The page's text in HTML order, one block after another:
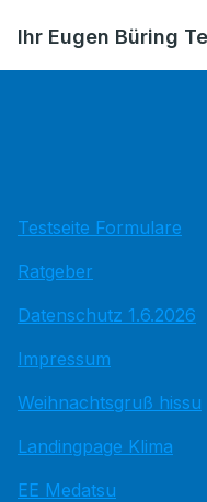
Ihr Eugen Büring
Testseite Formulare
Ratgeber
Datenschutz 1.6.2026
Impressum
Weihnachtsgruß hissu
Landingpage Klima
EE Medatsu